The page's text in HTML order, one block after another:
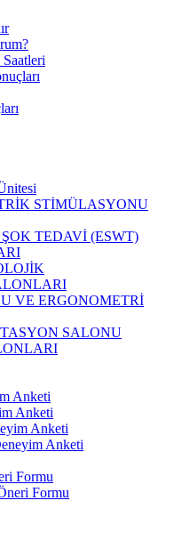
STİMÜLASYONU
TEDAVİ (ESWT)
VE ERGONOMETRİ
SALONU
Anketi
Anketi
Anketi
Anketi
Formu
Formu